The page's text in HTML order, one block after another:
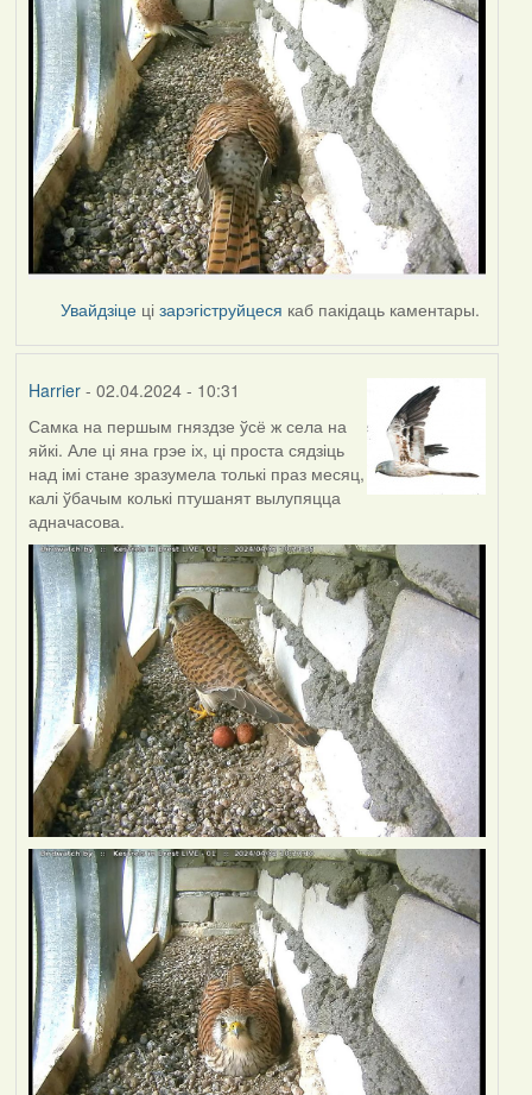
Увайдзіце цізарэгіструйцеся каб пакідаць каментары.
Harrier- 02.04.2024 - 10:31
Самка на першым гняздзе ўсё ж села на
яйкі. Але ці яна грэе іх, ці проста сядзіць
над імі стане зразумела толькі праз месяц,
калі ўбачым колькі птушанят вылупяцца
адначасова.